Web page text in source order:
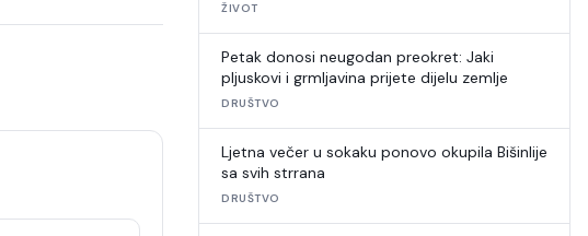
ŽIVOT
Petak donosi neugodan preokret: Jaki
pljuskovi i grmljavina prijete dijelu zemlje
DRUŠTVO
Ljetna večer u sokaku ponovo okupila Bišinlije
sa svih strrana
DRUŠTVO